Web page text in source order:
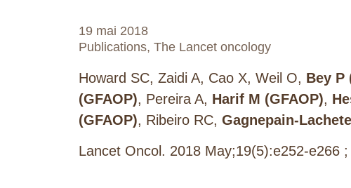
19 mai 2018
Publications, The Lancet oncology
Howard SC, Zaidi A, Cao X, Weil O, Bey P
(GFAOP), Pereira A, Harif M (GFAOP),
(GFAOP), Ribeiro RC, Gagnepain-
Lancet Oncol. 2018 May;19(5):e252-e266